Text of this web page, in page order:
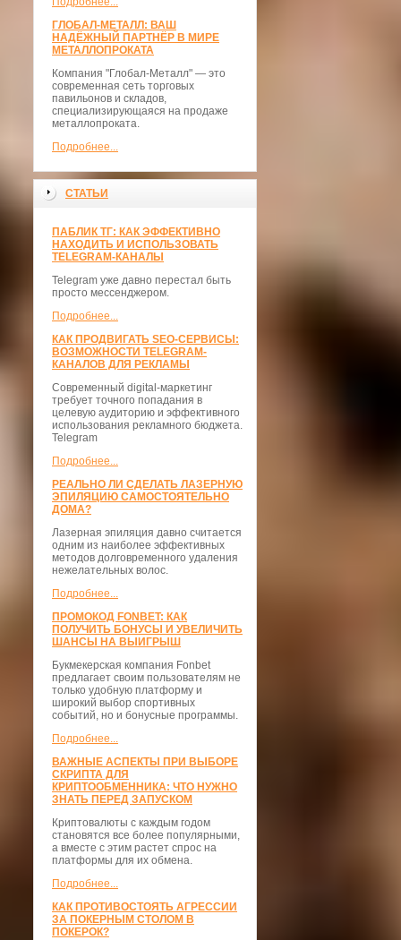
ГЛОБАЛ-МЕТАЛЛ: ВАШ
НАДЁЖНЫЙ ПАРТНЁР В МИРЕ
МЕТАЛЛОПРОКАТА
Компания "Глобал-Металл" — это
современная сеть торговых
павильонов и складов,
специализирующаяся на продаже
металлопроката.
Подробнее...
СТАТЬИ
ПАБЛИК ТГ: КАК ЭФФЕКТИВНО
НАХОДИТЬ И ИСПОЛЬЗОВАТЬ
TELEGRAM-КАНАЛЫ
Telegram уже давно перестал быть
просто мессенджером.
Подробнее...
КАК ПРОДВИГАТЬ SEO-СЕРВИСЫ:
ВОЗМОЖНОСТИ TELEGRAM-
КАНАЛОВ ДЛЯ РЕКЛАМЫ
Современный digital-маркетинг
требует точного попадания в
целевую аудиторию и эффективного
использования рекламного бюджета.
Telegram
Подробнее...
РЕАЛЬНО ЛИ СДЕЛАТЬ ЛАЗЕРНУЮ
ЭПИЛЯЦИЮ САМОСТОЯТЕЛЬНО
ДОМА?
Лазерная эпиляция давно считается
одним из наиболее эффективных
методов долговременного удаления
нежелательных волос.
Подробнее...
ПРОМОКОД FONBET: КАК
ПОЛУЧИТЬ БОНУСЫ И УВЕЛИЧИТЬ
ШАНСЫ НА ВЫИГРЫШ
Букмекерская компания Fonbet
предлагает своим пользователям не
только удобную платформу и
широкий выбор спортивных
событий, но и бонусные программы.
Подробнее...
ВАЖНЫЕ АСПЕКТЫ ПРИ ВЫБОРЕ
СКРИПТА ДЛЯ
КРИПТООБМЕННИКА: ЧТО НУЖНО
ЗНАТЬ ПЕРЕД ЗАПУСКОМ
Криптовалюты с каждым годом
становятся все более популярными,
а вместе с этим растет спрос на
платформы для их обмена.
Подробнее...
КАК ПРОТИВОСТОЯТЬ АГРЕССИИ
ЗА ПОКЕРНЫМ СТОЛОМ В
ПОКЕРОК?